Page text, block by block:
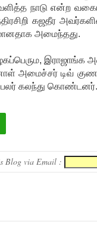
நாடு என்ற
கஜதீர
அமைந்தது.
இராஜாங்க
அமைச்சர் டிவ்
பலர் கலந்து கொண்டனர்.
Blog via Email :